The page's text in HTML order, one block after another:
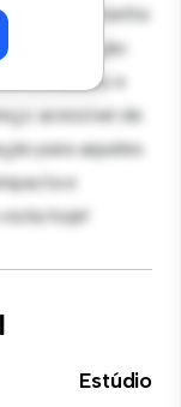
uma kitchenette
localização
e
acessível de
para aqueles
e
hoje!
Estúdio